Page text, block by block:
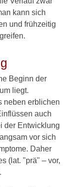
kann sich
und frühzeitig
Beginn der
liegt.
neben erblichen
auch
der Entwicklung
vor sich
Daher
(lat. "prä" – vor,